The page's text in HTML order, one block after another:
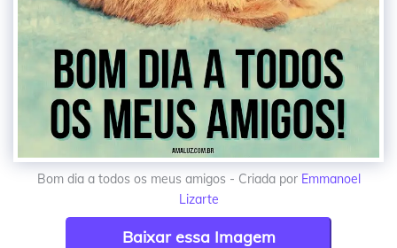
Bom dia a todos os meus amigos - Criada por Emmanoel
Lizarte
Baixar essa Imagem